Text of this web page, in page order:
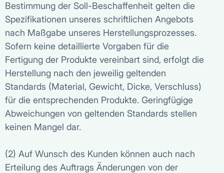
Bestimmung der Soll-Beschaffenheit gelten die
Spezifikationen unseres schriftlichen Angebots
nach Maßgabe unseres Herstellungsprozesses.
Sofern keine detaillierte Vorgaben für die
Fertigung der Produkte vereinbart sind, erfolgt die
Herstellung nach den jeweilig geltenden
Standards (Material, Gewicht, Dicke, Verschluss)
für die entsprechenden Produkte. Geringfügige
Abweichungen von geltenden Standards stellen
keinen Mangel dar.
(2) Auf Wunsch des Kunden können auch nach
Erteilung des Auftrags Änderungen von der